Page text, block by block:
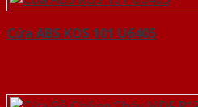
Cửa ABS KOS 101 U6405